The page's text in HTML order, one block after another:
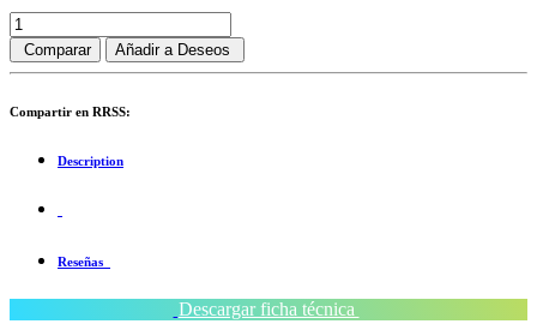
Comparar Añadir a Deseos
Compartir en RRSS:
Description
Reseñas
Descargar ficha técnica